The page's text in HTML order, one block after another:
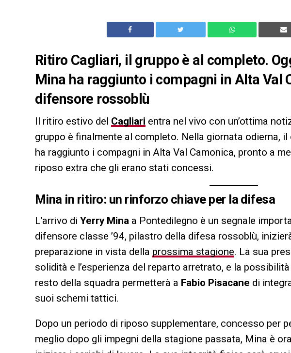
Ritiro Cagliari, il gruppo è al completo.
Mina ha raggiunto i compagni in Alta Val
difensore rossoblù
Il ritiro estivo del Cagliari entra nel vivo con un’ottima
gruppo è finalmente al completo. Nella giornata odierna,
ha raggiunto i compagni in Alta Val Camonica, pronto a
riposo extra che gli erano stati concessi.
Mina in ritiro: un rinforzo chiave per la difesa
L’arrivo di Yerry Mina a Pontedilegno è un segnale
difensore classe ’94, pilastro della difesa rossoblù,
preparazione in vista della prossima stagione. La sua
solidità e l’esperienza del reparto arretrato, e la
resto della squadra permetterà a Fabio Pisacane di
suoi schemi tattici.
Dopo un periodo di riposo supplementare, concesso per
meglio dopo gli impegni della stagione passata, Mina è